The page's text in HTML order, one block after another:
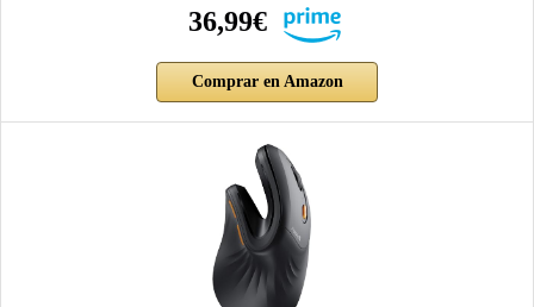
36,99€
Comprar en Amazon